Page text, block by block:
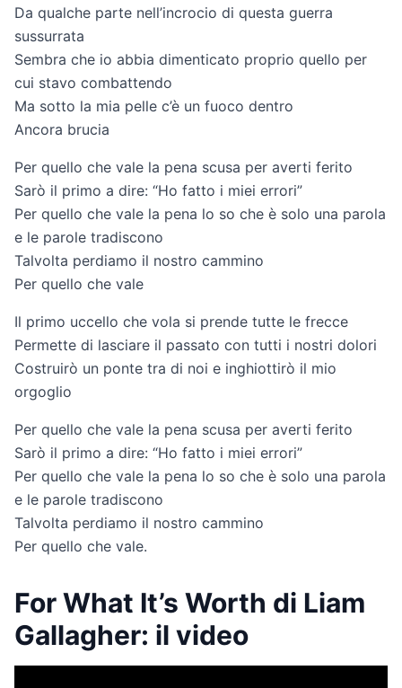
Da qualche parte nell’incrocio di questa guerra
sussurrata
Sembra che io abbia dimenticato proprio quello per
cui stavo combattendo
Ma sotto la mia pelle c’è un fuoco dentro
Ancora brucia
Per quello che vale la pena scusa per averti ferito
Sarò il primo a dire: “Ho fatto i miei errori”
Per quello che vale la pena lo so che è solo una parola
e le parole tradiscono
Talvolta perdiamo il nostro cammino
Per quello che vale
Il primo uccello che vola si prende tutte le frecce
Permette di lasciare il passato con tutti i nostri dolori
Costruirò un ponte tra di noi e inghiottirò il mio
orgoglio
Per quello che vale la pena scusa per averti ferito
Sarò il primo a dire: “Ho fatto i miei errori”
Per quello che vale la pena lo so che è solo una parola
e le parole tradiscono
Talvolta perdiamo il nostro cammino
Per quello che vale.
For What It’s Worth di Liam
Gallagher: il video